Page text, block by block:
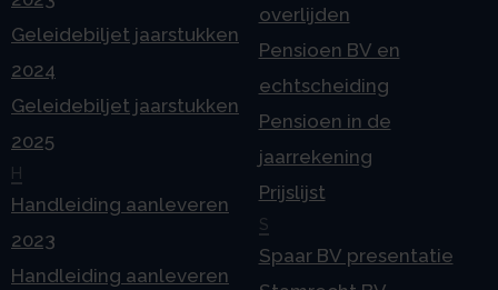
Geleidebiljet jaarstukken
2024
Geleidebiljet jaarstukken
2025
H
Handleiding aanleveren
2023
Handleiding aanleveren
overlijden
Pensioen BV en
echtscheiding
Pensioen in de
jaarrekening
Prijslijst
S
Spaar BV presentatie